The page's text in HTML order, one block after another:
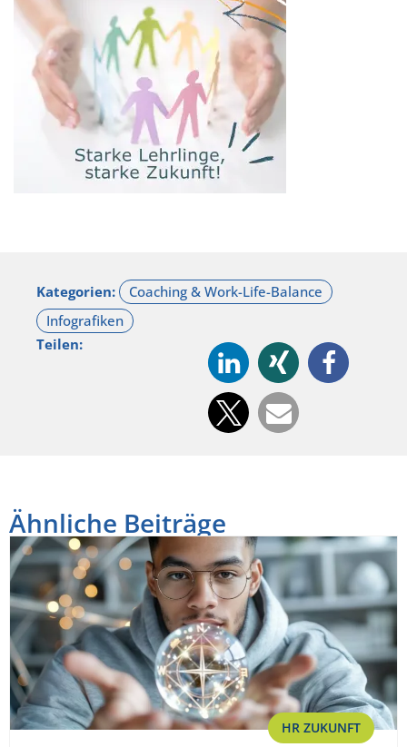
Kategorien:
Teilen:
Ähnliche Beiträge
HR ZUKUNFT